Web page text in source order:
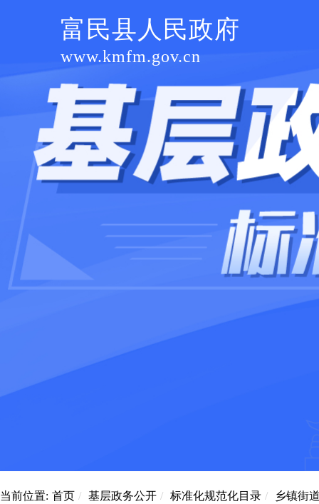
富民县人民政府
www.kmfm.gov.cn
当前位置: 首页 / 基层政务公开 / 标准化规范化目录 / 乡镇街